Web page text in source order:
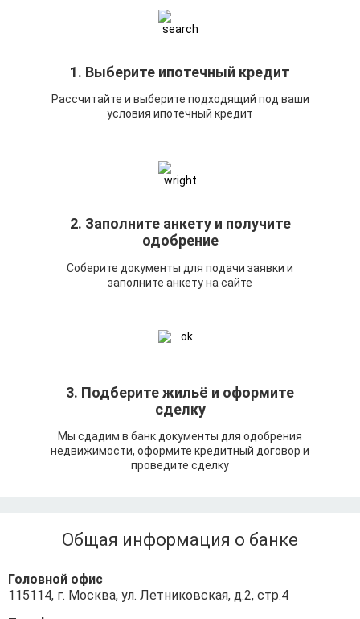
1. Выберите ипотечный кредит
Рассчитайте и выберите подходящий под ваши
условия ипотечный кредит
2. Заполните анкету и получите
одобрение
Соберите документы для подачи заявки и
заполните анкету на сайте
3. Подберите жильё и оформите
сделку
Мы сдадим в банк документы для одобрения
недвижимости, оформите кредитный договор и
проведите сделку
Общая информация о банке
Головной офис
115114, г. Москва, ул. Летниковская, д.2, стр.4